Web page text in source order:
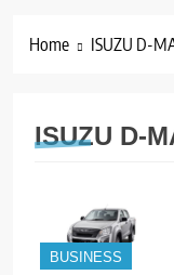
Home ISUZU D-
ISUZU D-
BUSINESS